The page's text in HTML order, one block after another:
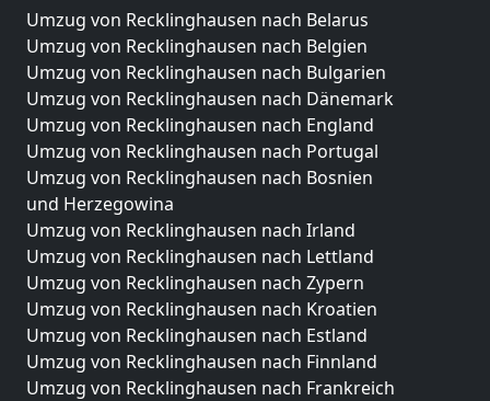
Umzug von Recklinghausen nach Belarus
Umzug von Recklinghausen nach Belgien
Umzug von Recklinghausen nach Bulgarien
Umzug von Recklinghausen nach Dänemark
Umzug von Recklinghausen nach England
Umzug von Recklinghausen nach Portugal
Umzug von Recklinghausen nach Bosnien
und Herzegowina
Umzug von Recklinghausen nach Irland
Umzug von Recklinghausen nach Lettland
Umzug von Recklinghausen nach Zypern
Umzug von Recklinghausen nach Kroatien
Umzug von Recklinghausen nach Estland
Umzug von Recklinghausen nach Finnland
Umzug von Recklinghausen nach Frankreich